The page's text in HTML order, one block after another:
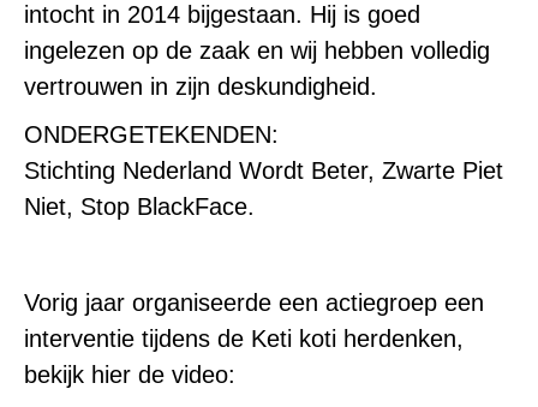
intocht in 2014 bijgestaan. Hij is goed
ingelezen op de zaak en wij hebben volledig
vertrouwen in zijn deskundigheid.
ONDERGETEKENDEN:
Stichting Nederland Wordt Beter, Zwarte Piet
Niet, Stop BlackFace.
Vorig jaar organiseerde een actiegroep een
interventie tijdens de Keti koti herdenken,
bekijk hier de video: